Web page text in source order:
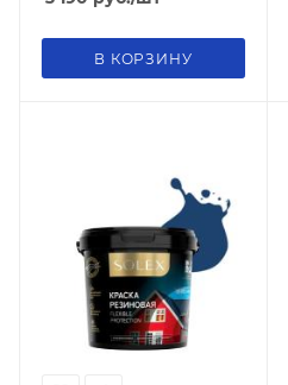
В КОРЗИНУ